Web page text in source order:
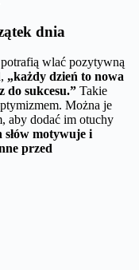
dnia
wlać pozytywną
„każdy dzień to nowa
do sukcesu.” Takie
Można je
aby dodać im otuchy
motywuje i
przed